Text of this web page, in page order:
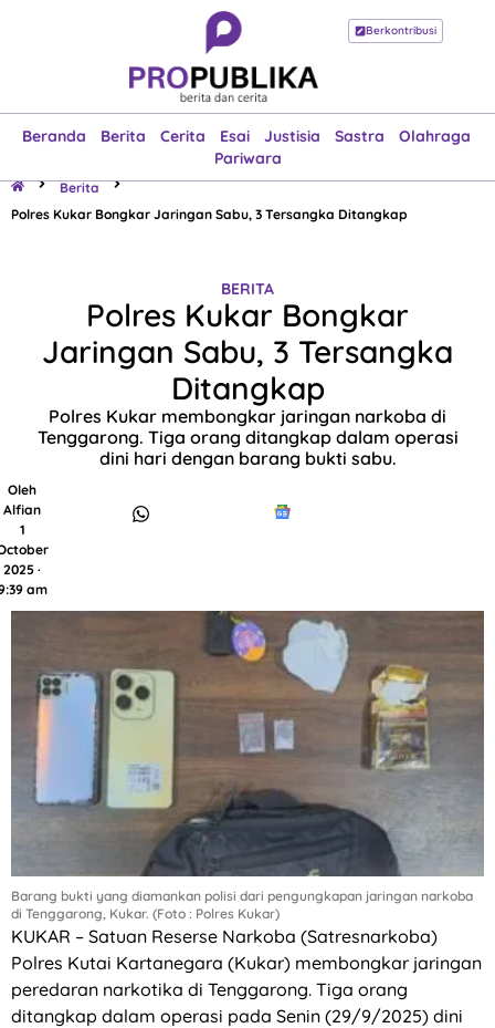
Berkontribusi
Beranda Berita Cerita Esai Justisia Sastra
Olahraga
Pariwara
Beranda
Esai
Justisia
Sastra
Olahraga
Pariwara
Berita
Polres Kukar Bongkar Jaringan Sabu, 3 Tersangka Ditangkap
BERITA
Polres Kukar Bongkar
Jaringan Sabu, 3 Tersangka
Ditangkap
Polres Kukar membongkar jaringan narkoba di
Tenggarong. Tiga orang ditangkap dalam operasi
dini hari dengan barang bukti sabu.
Oleh
Alfian
1
2025 ·
am
Barang bukti yang diamankan polisi dari pengungkapan jaringan narkoba
di Tenggarong, Kukar. (Foto : Polres Kukar)
KUKAR – Satuan Reserse Narkoba (Satresnarkoba)
Polres Kutai Kartanegara (Kukar) membongkar jaringan
peredaran narkotika di Tenggarong. Tiga orang
ditangkap dalam operasi pada Senin (29/9/2025) dini